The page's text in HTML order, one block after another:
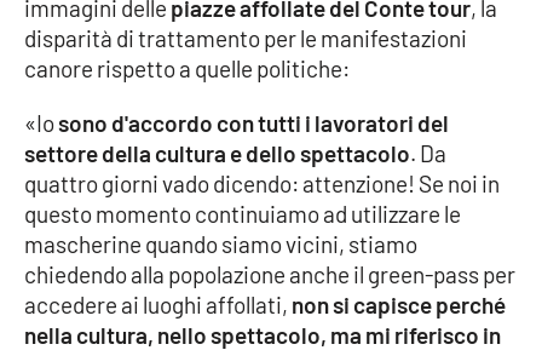
Lacapitalenews.it
Ilreggino.it
Cosenzachannel.it
Ilvibonese.it
Catanzarochannel.it
immagini delle piazze affollate del Conte tour, la
disparità di trattamento per le manifestazioni
canore rispetto a quelle politiche:
«Iosono d'accordo con tutti i lavoratori del
settore della cultura e dello spettacolo. Da
quattro giorni vado dicendo: attenzione! Se noi in
questo momento continuiamo ad utilizzare le
mascherine quando siamo vicini, stiamo
chiedendo alla popolazione anche il green-pass per
accedere ai luoghi affollati, non si capisce perché
nella cultura, nello spettacolo, ma mi riferisco in